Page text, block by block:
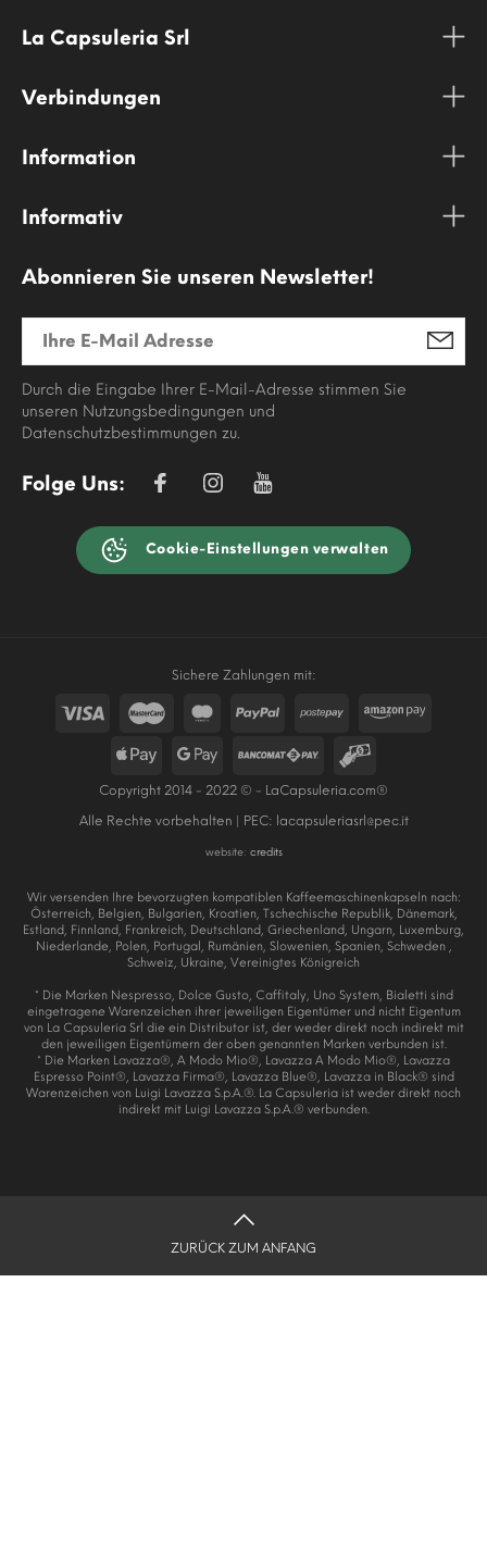
La Capsuleria Srl
Verbindungen
Information
Informativ
Abonnieren Sie unseren Newsletter!
Durch die Eingabe Ihrer E-Mail-Adresse stimmen Sie
unseren Nutzungsbedingungen und
Datenschutzbestimmungen zu.
Folge Uns:
Cookie-Einstellungen verwalten
Sichere Zahlungen mit:
Copyright 2014 - 2022 © - LaCapsuleria.com®
Alle Rechte vorbehalten | PEC: lacapsuleriasrl@pec.it
website: credits
Wir versenden Ihre bevorzugten kompatiblen Kaffeemaschinenkapseln nach:
Österreich, Belgien, Bulgarien, Kroatien, Tschechische Republik, Dänemark,
Estland, Finnland, Frankreich, Deutschland, Griechenland, Ungarn, Luxemburg,
Niederlande, Polen, Portugal, Rumänien, Slowenien, Spanien, Schweden ,
Schweiz, Ukraine, Vereinigtes Königreich
* Die Marken Nespresso, Dolce Gusto, Caffitaly, Uno System, Bialetti sind
eingetragene Warenzeichen ihrer jeweiligen Eigentümer und nicht Eigentum
von La Capsuleria Srl die ein Distributor ist, der weder direkt noch indirekt mit
den jeweiligen Eigentümern der oben genannten Marken verbunden ist.
* Die Marken Lavazza®, A Modo Mio®, Lavazza A Modo Mio®, Lavazza
Espresso Point®, Lavazza Firma®, Lavazza Blue®, Lavazza in Black® sind
Warenzeichen von Luigi Lavazza S.p.A.®. La Capsuleria ist weder direkt noch
indirekt mit Luigi Lavazza S.p.A.® verbunden.
ZURÜCK ZUM ANFANG